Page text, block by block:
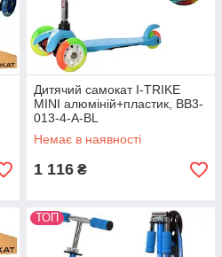
Дитячий самокат I-TRIKE
MINI алюміній+пластик, BB3-
013-4-A-BL
Немає в наявності
1 116 ₴
ТОП